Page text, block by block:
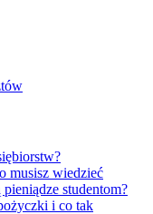
musisz wiedzieć
studentom?
i co tak